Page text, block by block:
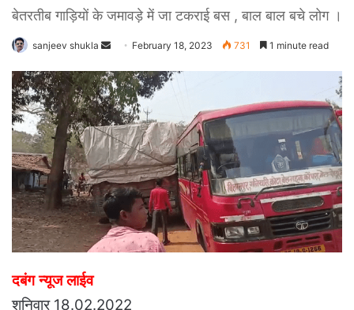
बेतरतीब गाड़ियों के जमावड़े में जा टकराई बस , बाल बाल बचे लोग ।
sanjeev shukla
Send
email
February 18, 2023 731 1 minute read
दबंग न्यूज लाईव
शनिवार 18.02.2022